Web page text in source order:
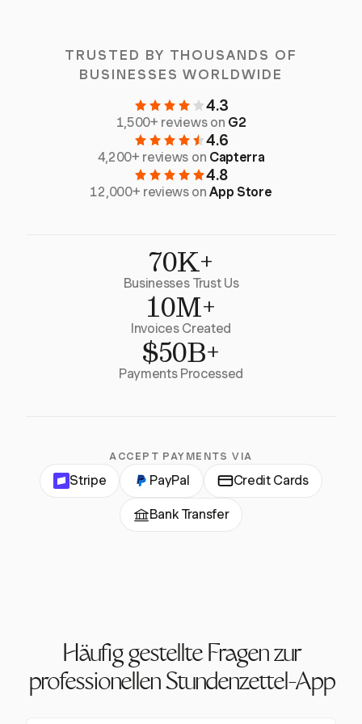
TRUSTED BY THOUSANDS OF
BUSINESSES WORLDWIDE
4.3
1,500+ reviews on G2
4.6
4,200+ reviews on Capterra
4.8
12,000+ reviews onApp Store
70K+
Businesses Trust Us
10M+
Invoices Created
$50B+
Payments Processed
ACCEPT PAYMENTS VIA
Stripe PayPal Credit Cards
Bank Transfer
Häufig gestellte Fragen zur
professionellen Stundenzettel-App